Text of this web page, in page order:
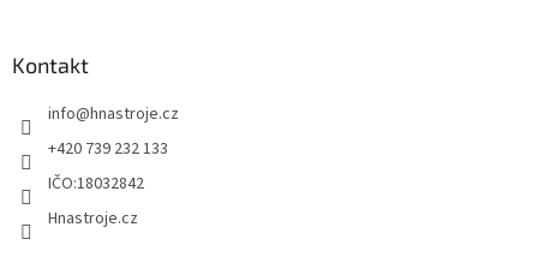
Kontakt
info@hnastroje.cz
+420 739 232 133
IČO:18032842
Hnastroje.cz